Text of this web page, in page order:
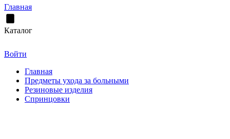
Главная
Каталог
Войти
Главная
Предметы ухода за больными
Резиновые изделия
Спринцовки